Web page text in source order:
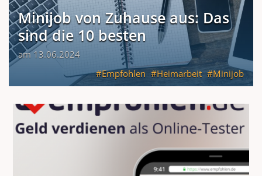
Minijob von Zuhause aus: Das
sind die 10 besten
am 13.06.2024
Empfohlen
Heimarbeit Minijob